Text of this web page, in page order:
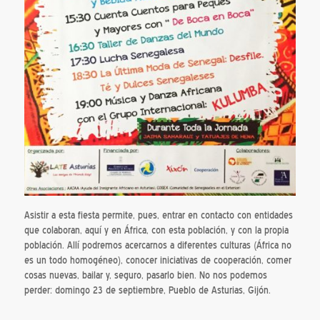
Asistir a esta fiesta permite, pues, entrar en contacto con entidades
que colaboran, aquí y en África, con esta población, y con la propia
población. Allí podremos acercarnos a diferentes culturas (África no
es un todo homogéneo), conocer iniciativas de cooperación, comer
cosas nuevas, bailar y, seguro, pasarlo bien. No nos podemos
perder: domingo 23 de septiembre, Pueblo de Asturias, Gijón.